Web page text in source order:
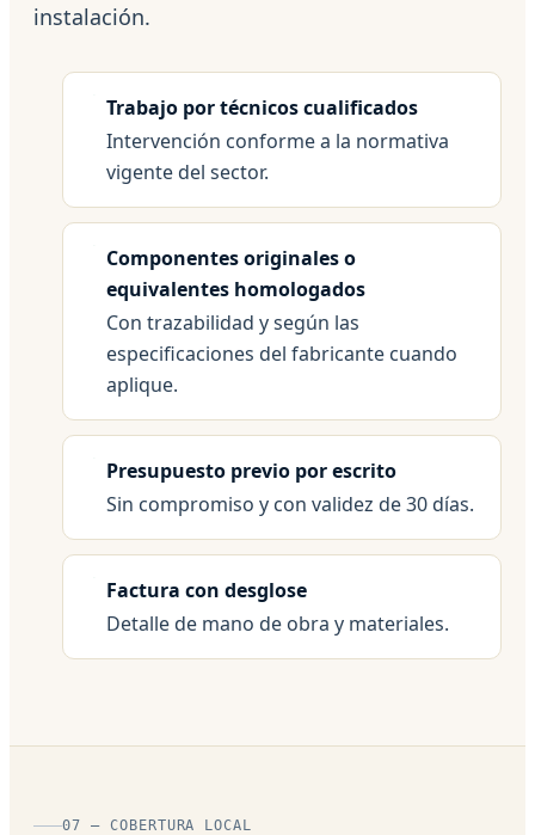
instalación.
Trabajo por técnicos cualificados
Intervención conforme a la normativa
vigente del sector.
Componentes originales o
equivalentes homologados
Con trazabilidad y según las
especificaciones del fabricante cuando
aplique.
Presupuesto previo por escrito
Sin compromiso y con validez de 30 días.
Factura con desglose
Detalle de mano de obra y materiales.
07 — COBERTURA LOCAL